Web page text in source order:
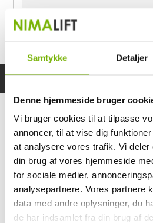
Samtykke Detaljer
Denne hjemmeside bruger
Vi bruger cookies til at tilpasse
annoncer, til at vise dig
at analysere vores trafik. Vi deler
din brug af vores hjemmeside
for sociale medier,
analysepartnere. Vores partnere
data med andre oplysninger, du
de har indsamlet fra din brug af